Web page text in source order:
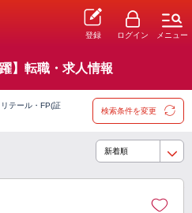
登録 ログイン メニュー
】転職・求人情報
テール・FP(証
検索条件を変更